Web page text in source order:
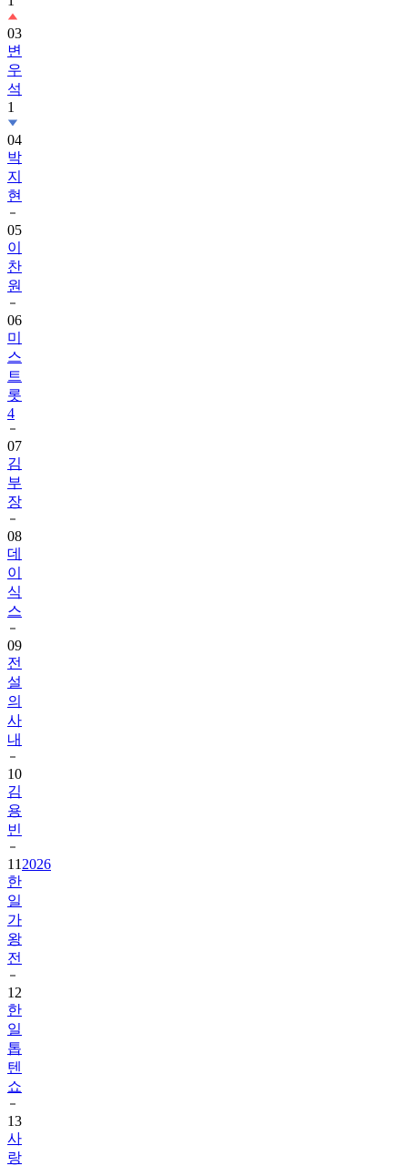
03
변
우
석
1
04
박
지
현
05
이
찬
원
06
미
스
트
롯
4
07
김
부
장
08
데
이
식
스
09
전
설
의
사
내
10
김
용
빈
11 2026
한
일
가
왕
전
12
한
일
톱
텐
쇼
13
사
랑